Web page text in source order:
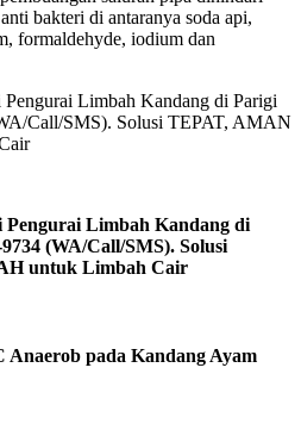
bakteri di antaranya soda api,
formaldehyde, iodium dan
Limbah Kandang di
(WA/Call/SMS). Solusi
untuk Limbah Cair
pada Kandang Ayam